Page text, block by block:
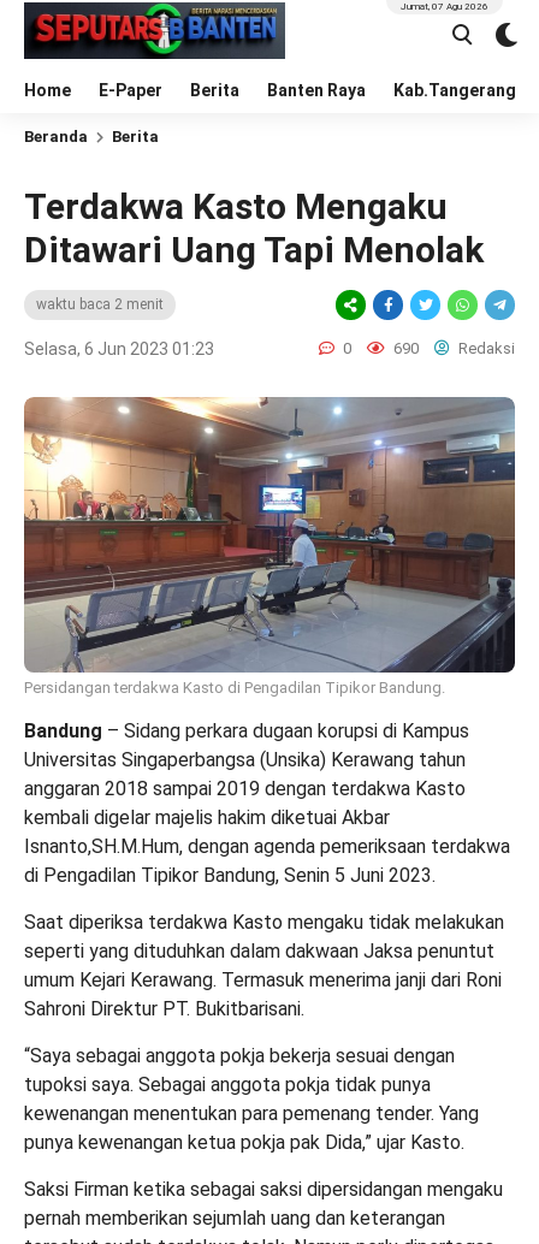
Home E-Paper Berita Banten Raya Kab.Tangerang
Jumat, 07 Agu 2026
Beranda Berita
Terdakwa Kasto Mengaku
Ditawari Uang Tapi Menolak
waktu baca 2 menit
Selasa, 6 Jun 2023 01:23 0 690 Redaksi
Persidangan terdakwa Kasto di Pengadilan Tipikor Bandung.
Bandung – Sidang perkara dugaan korupsi di Kampus
Universitas Singaperbangsa (Unsika) Kerawang tahun
anggaran 2018 sampai 2019 dengan terdakwa Kasto
kembali digelar majelis hakim diketuai Akbar
Isnanto,SH.M.Hum, dengan agenda pemeriksaan terdakwa
di Pengadilan Tipikor Bandung, Senin 5 Juni 2023.
Saat diperiksa terdakwa Kasto mengaku tidak melakukan
seperti yang dituduhkan dalam dakwaan Jaksa penuntut
umum Kejari Kerawang. Termasuk menerima janji dari Roni
Sahroni Direktur PT. Bukitbarisani.
“Saya sebagai anggota pokja bekerja sesuai dengan
tupoksi saya. Sebagai anggota pokja tidak punya
kewenangan menentukan para pemenang tender. Yang
punya kewenangan ketua pokja pak Dida,” ujar Kasto.
Saksi Firman ketika sebagai saksi dipersidangan mengaku
pernah memberikan sejumlah uang dan keterangan